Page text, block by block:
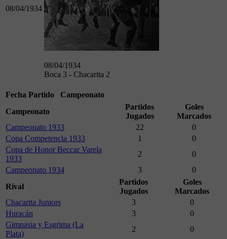
08/04/1934
08/04/1934
Boca 3 - Chacarita 2
Fecha Partido
Campeonato
Campeonato
Partidos
Jugados
Goles
Marcados
Campeonato 1933
22
0
Copa Competencia 1933
1
0
Copa de Honor Beccar Varela
1933
2
0
Campeonato 1934
3
0
Rival
Partidos
Jugados
Goles
Marcados
Chacarita Juniors
3
0
Huracán
3
0
Gimnasia y Esgrima (La
Plata)
2
0